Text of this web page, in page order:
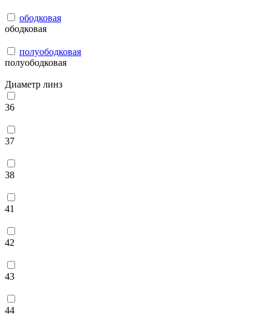
ободковая
ободковая
полуободковая
полуободковая
Диаметр линз
36
37
38
41
42
43
44